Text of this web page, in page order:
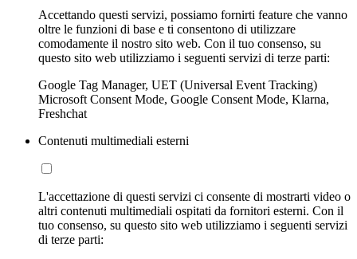
Accettando questi servizi, possiamo fornirti feature che vanno
oltre le funzioni di base e ti consentono di utilizzare
comodamente il nostro sito web. Con il tuo consenso, su
questo sito web utilizziamo i seguenti servizi di terze parti:
Google Tag Manager, UET (Universal Event Tracking)
Microsoft Consent Mode, Google Consent Mode, Klarna,
Freshchat
Contenuti multimediali esterni
L'accettazione di questi servizi ci consente di mostrarti video o
altri contenuti multimediali ospitati da fornitori esterni. Con il
tuo consenso, su questo sito web utilizziamo i seguenti servizi
di terze parti: